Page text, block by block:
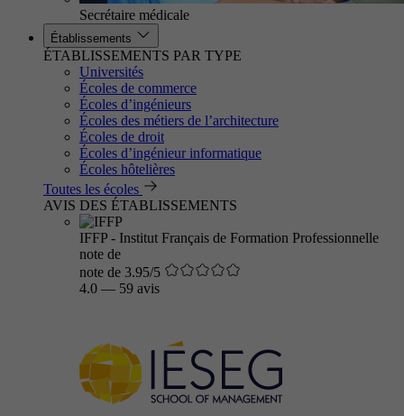
Secrétaire médicale
Établissements
ÉTABLISSEMENTS PAR TYPE
Universités
Écoles de commerce
Écoles d’ingénieurs
Écoles des métiers de l’architecture
Écoles de droit
Écoles d’ingénieur informatique
Écoles hôtelières
Toutes les écoles
AVIS DES ÉTABLISSEMENTS
IFFP - Institut Français de Formation Professionnelle
note de
note de 3.95/5
4.0 — 59 avis